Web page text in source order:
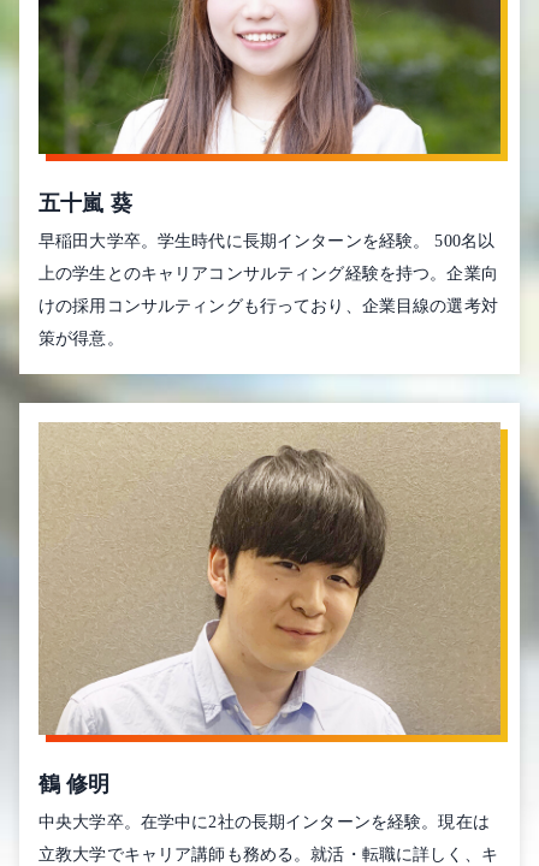
五十嵐 葵
早稲田大学卒。学生時代に長期インターンを経験。 500名以
上の学生とのキャリアコンサルティング経験を持つ。企業向
けの採用コンサルティングも行っており、企業目線の選考対
策が得意。
鶴 修明
中央大学卒。在学中に2社の長期インターンを経験。現在は
立教大学でキャリア講師も務める。就活・転職に詳しく、キ